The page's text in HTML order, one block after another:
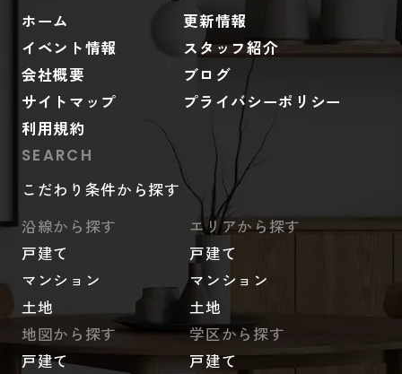
ホーム
更新情報
イベント情報
スタッフ紹介
会社概要
ブログ
サイトマップ
プライバシーポリシー
利用規約
SEARCH
こだわり条件から探す
沿線から探す
戸建て
マンション
土地
エリアから探す
戸建て
マンション
土地
地図から探す
戸建て
学区から探す
戸建て